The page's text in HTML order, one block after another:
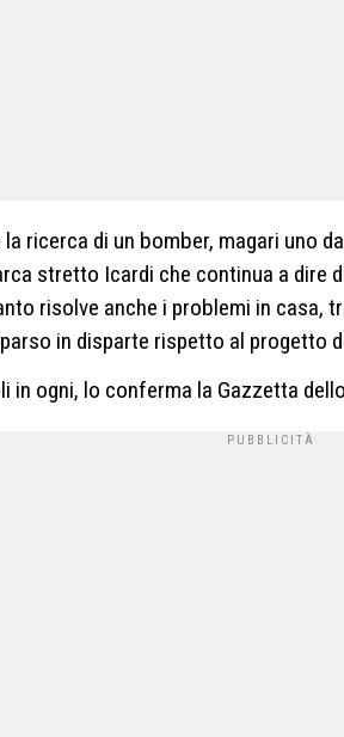
ricerca di un bomber, magari uno
stretto Icardi che continua a dire
risolve anche i problemi in casa,
in disparte rispetto al progetto
in ogni, lo conferma la Gazzetta